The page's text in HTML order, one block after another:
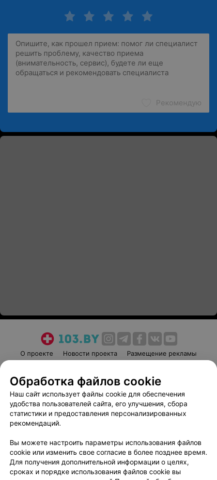
Рекомендую
О проекте Новости проекта
Размещение рекламы
Пользовательское соглашение
Способы оплаты
Вакансии
Партнеры
Написать руководителю 103.by
Обработка персональных данных
Обработка файлов cookie
Наш сайт использует файлы cookie для обеспечения
удобства пользователей сайта, его улучшения, сбора
статистики и предоставления персонализированных
рекомендаций.
Вы можете настроить параметры использования файлов
cookie или изменить свое согласие в более позднее время.
Для получения дополнительной информации о целях,
сроках и порядке использования файлов cookie вы